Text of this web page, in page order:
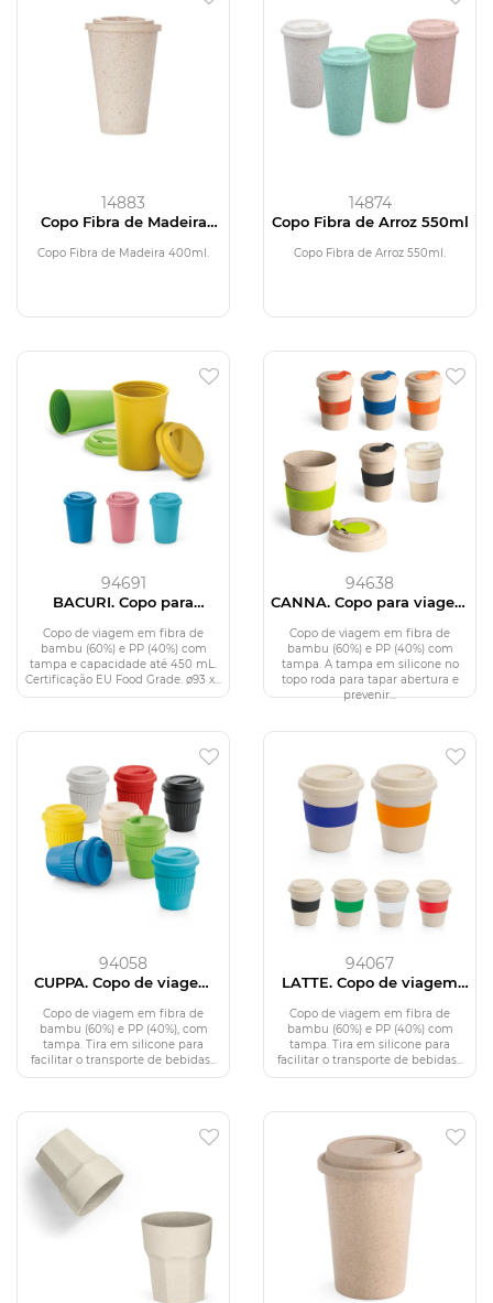
14883
Copo Fibra de Madeira
Copo Fibra de Madeira 400ml.
14874
Copo Fibra de Arroz 550ml
Copo Fibra de Arroz 550ml.
94691
BACURI. Copo para
bambu (60%) e PP (40%)
(450 mL)
Copo de viagem em fibra de
bambu (60%) e PP (40%) com
tampa e capacidade até 450 mL.
Certificação EU Food Grade. ø93 x...
94638
CANNA. Copo para viagem
e PP (40%) (500 mL)
Copo de viagem em fibra de
bambu (60%) e PP (40%) com
tampa. A tampa em silicone no
topo roda para tapar abertura e
prevenir...
94058
CUPPA. Copo de viagem
e PP (40%) com tampa
Copo de viagem em fibra de
bambu (60%) e PP (40%), com
tampa. Tira em silicone para
facilitar o transporte de bebidas...
94067
LATTE. Copo de viagem
e PP (40%) com tampa
(380 mL)
Copo de viagem em fibra de
bambu (60%) e PP (40%) com
tampa. Tira em silicone para
facilitar o transporte de bebidas...